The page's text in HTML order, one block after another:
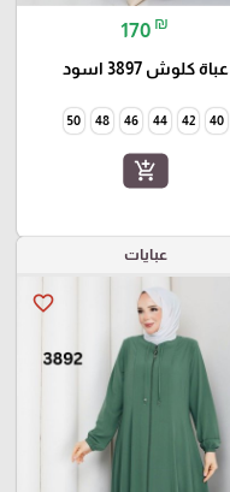
170 ₪
عباة كلوش 3897 اسود
40
42
44
46
48
50
add_shopping_cart
عبايات
favorite_border